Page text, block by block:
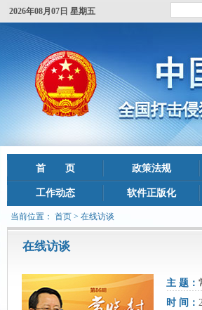
2026年08月07日 星期五
首 页 政策法规
工作动态 软件正版化
当前位置： 首页 > 在线访谈
在线访谈
主 题：
时 间：